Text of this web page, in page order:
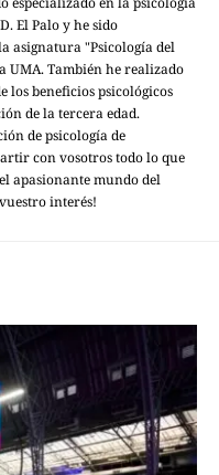
El Palo y he sido
asignatura "Psicología del
UMA. También he realizado
los beneficios psicológicos
de la tercera edad.
de psicología de
con vosotros todo lo que
apasionante mundo del
interés!